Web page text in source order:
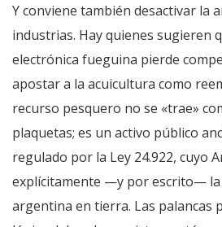
Y conviene también desactivar la
industrias. Hay quienes sugieren
electrónica fueguina pierde
apostar a la acuicultura como
recurso pesquero no se «trae»
plaquetas; es un activo público
regulado por la Ley 24.922, cuyo
explícitamente —y por escrito— la
argentina en tierra. Las palancas